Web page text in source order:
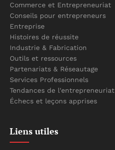
Commerce et Entrepreneuriat
Conseils pour entrepreneurs
Entreprise
Histoires de réussite
Industrie & Fabrication
Outils et ressources
Partenariats & Réseautage
Services Professionnels
Tendances de l'entrepreneuriat
Échecs et leçons apprises
Liens utiles